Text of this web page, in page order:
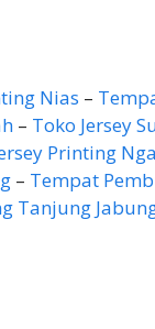
Nias –
– Toko Jersey
Printing
– Tempat
Tanjung